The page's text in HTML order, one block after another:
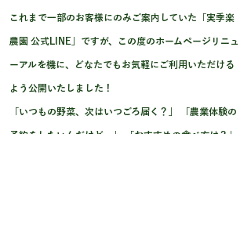
これまで一部のお客様にのみご案内していた「実季楽
農園 公式LINE」ですが、この度のホームページリニュ
ーアルを機に、どなたでもお気軽にご利用いただける
よう公開いたしました！
「いつもの野菜、次はいつごろ届く？」 「農業体験の
予約をしたいんだけど…」 「おすすめの食べ方は？」